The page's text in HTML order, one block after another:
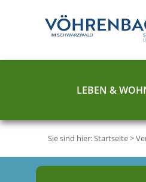
LEBEN &
Sie sind hier:Startseite>